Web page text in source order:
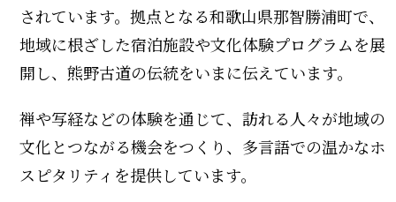
されています。拠点となる和歌山県那智勝浦町で、
地域に根ざした宿泊施設や文化体験プログラムを展
開し、熊野古道の伝統をいまに伝えています。
禅や写経などの体験を通じて、訪れる人々が地域の
文化とつながる機会をつくり、多言語での温かなホ
スピタリティを提供しています。